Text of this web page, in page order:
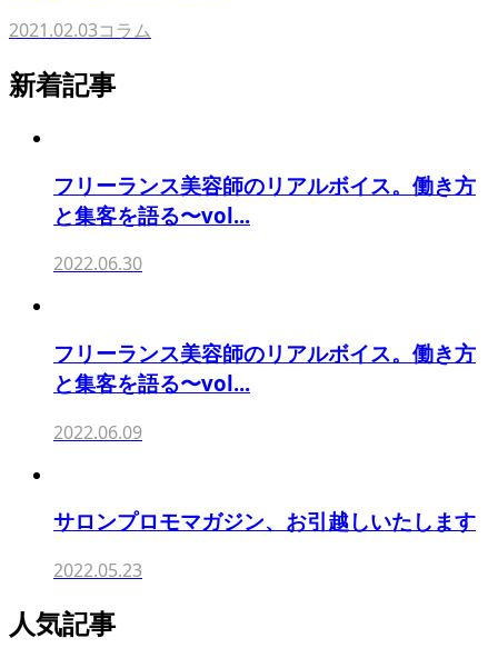
2021.02.03コラム
新着記事
フリーランス美容師のリアルボイス。働き方
と集客を語る〜vol...
2022.06.30
フリーランス美容師のリアルボイス。働き方
と集客を語る〜vol...
2022.06.09
サロンプロモマガジン、お引越しいたします
2022.05.23
人気記事